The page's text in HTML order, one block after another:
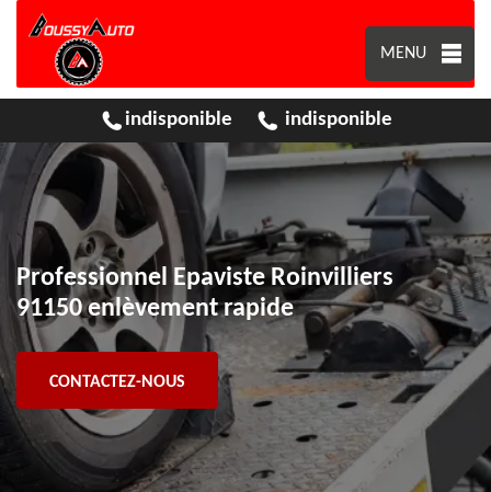
MENU
indisponible indisponible
Professionnel Epaviste Roinvilliers
91150 enlèvement rapide
CONTACTEZ-NOUS